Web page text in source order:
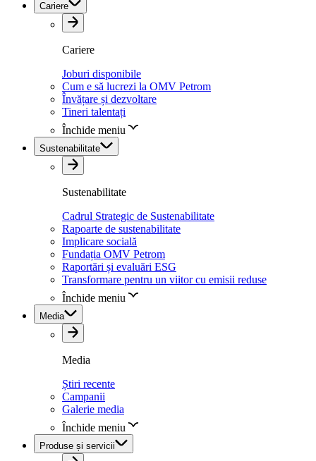
Cariere
Cariere
Joburi disponibile
Cum e să lucrezi la OMV Petrom
Învățare și dezvoltare
Tineri talentați
Închide meniu
Sustenabilitate
Sustenabilitate
Cadrul Strategic de Sustenabilitate
Rapoarte de sustenabilitate
Implicare socială
Fundația OMV Petrom
Raportări și evaluări ESG
Transformare pentru un viitor cu emisii reduse
Închide meniu
Media
Media
Știri recente
Campanii
Galerie media
Închide meniu
Produse și servicii